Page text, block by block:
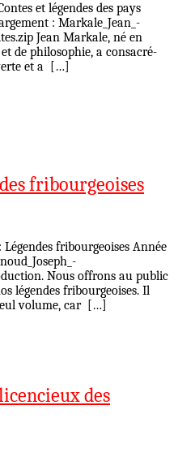
et légendes des pays
: Markale_Jean_-
Jean Markale, né en
de philosophie, a consacré-
et a […]
fribourgeoises
fribourgeoises Année
Nous offrons au public
légendes fribourgeoises. Il
volume, car […]
des